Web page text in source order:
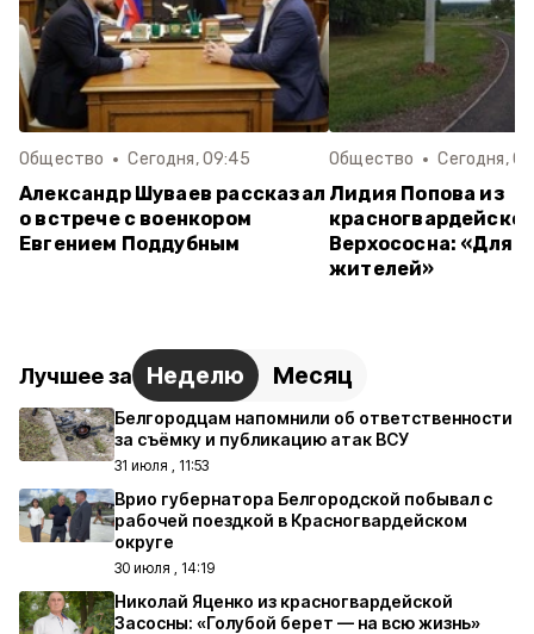
Общество Сегодня, 09:45
Александр Шуваев рассказал
о встрече с военкором
Евгением Поддубным
Общество Сегодня,
Лидия Попова из
Верхососна: «Для
жителей»
Лучшее за Неделю Месяц
Белгородцам напомнили об ответственности
за съёмку и публикацию атак ВСУ
31 июля , 11:53
Врио губернатора Белгородской побывал с
рабочей поездкой в Красногвардейском
округе
30 июля , 14:19
Николай Яценко из красногвардейской
Засосны: «Голубой берет — на всю жизнь»